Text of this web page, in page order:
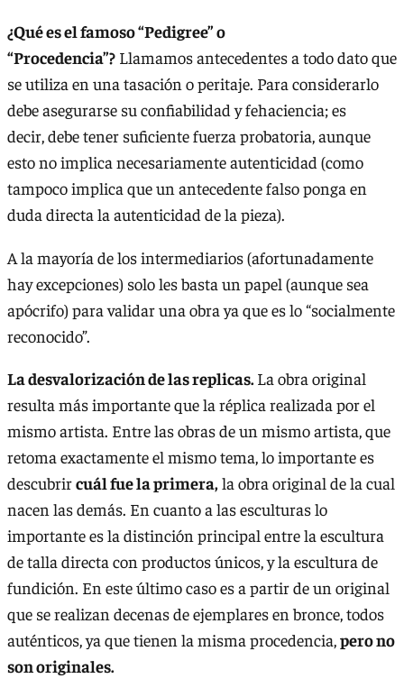
¿Qué es el famoso “Pedigree” o
“Procedencia”? Llamamos antecedentes a todo dato que
se utiliza en una tasación o peritaje. Para considerarlo
debe asegurarse su confiabilidad y fehaciencia; es
decir, debe tener suficiente fuerza probatoria, aunque
esto no implica necesariamente autenticidad (como
tampoco implica que un antecedente falso ponga en
duda directa la autenticidad de la pieza).
A la mayoría de los intermediarios (afortunadamente
hay excepciones) solo les basta un papel (aunque sea
apócrifo) para validar una obra ya que es lo “socialmente
reconocido”.
La desvalorización de las replicas.La obra original
resulta más importante que la réplica realizada por el
mismo artista. Entre las obras de un mismo artista, que
retoma exactamente el mismo tema, lo importante es
descubrircuál fue la primera,la obra original de la cual
nacen las demás. En cuanto a las esculturas lo
importante es la distinción principal entre la escultura
de talla directa con productos únicos, y la escultura de
fundición. En este último caso es a partir de un original
que se realizan decenas de ejemplares en bronce, todos
auténticos, ya que tienen la misma procedencia,pero no
son originales.